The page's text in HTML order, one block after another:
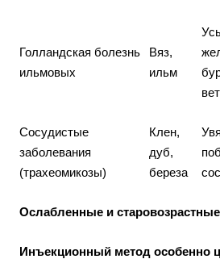
Голландская болезнь
ильмовых
Вяз,
ильм
Сосудистые
заболевания
(трахеомикозы)
Клен,
дуб,
береза
Ослабленные и
Инъекционный метод особенно